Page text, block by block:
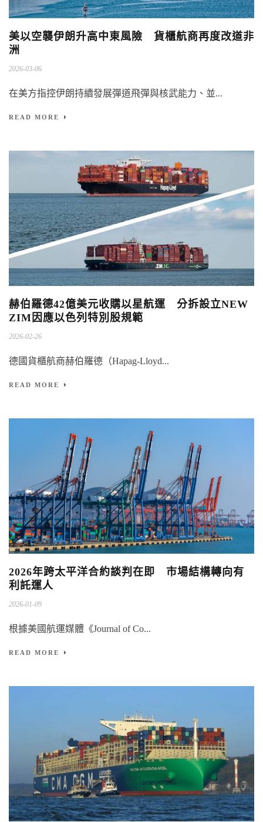
美以空襲伊朗升高中東風險 貨櫃航商再度改道非
洲
2026-03-06
在美方指控伊朗持續發展彈道飛彈與核武能力、並...
READ MORE
赫伯羅德42億美元收購以星航運 分拆設立NEW
ZIM因應以色列特別股規範
2026-02-26
德國貨櫃航商赫伯羅德（Hapag-Lloyd...
READ MORE
2026年跨太平洋合約談判在即 市場結構轉向有
利託運人
2026-01-09
根據美國航運媒體《Journal of Co...
READ MORE